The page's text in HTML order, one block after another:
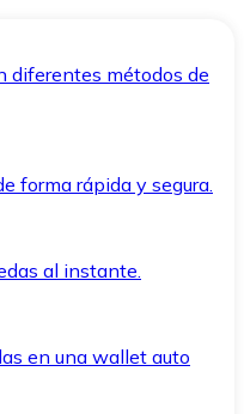
diferentes métodos de
forma rápida y segura.
al instante.
en una wallet auto